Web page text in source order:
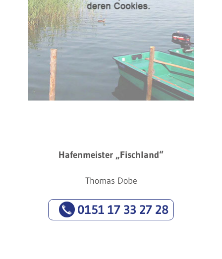
Hafenmeister „Fischland“
Thomas Dobe
0151 17 33 27 28